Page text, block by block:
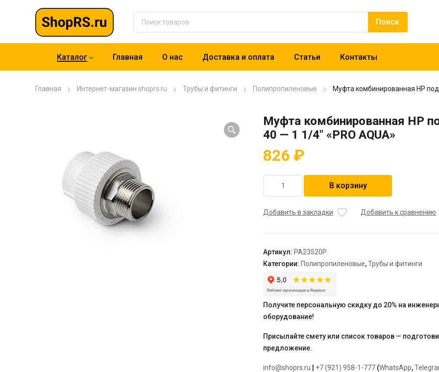
Каталог Главная О нас Доставка и оплата Статьи Контакты
Главная Интернет-магазин shoprs.ru Трубы и фитинги Полипропиленовые Муфта комбинированная HP
Муфта комбинированная HP
40 — 1 1/4″ «PRO AQUA»
826 ₽
товара
комбинированная
40
-
1/4"
AQUA"
В корзину
Добавить в закладки Добавить к сравнению
Артикул: PA23520P
Категории: Полипропиленовые,Трубы и фитинги
Получите персональную скидку до 20% на
оборудование!
Присылайте смету или список товаров —
предложение.
info@shoprs.ru +7 (921) 958-1-777 (WhatsApp,